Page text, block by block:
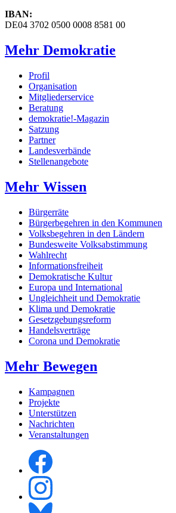
IBAN:
DE04 3702 0500 0008 8581 00
Mehr Demokratie
Profil
Organisation
Mitgliederservice
Beratung
demokratie!-Magazin
Satzung
Partner
Landesverbände
Stellenangebote
Mehr Wissen
Bürgerräte
Bürgerbegehren in den Kommunen
Volksbegehren in den Ländern
Bundesweite Volksabstimmung
Wahlrecht
Informationsfreiheit
Demokratische Kultur
Europa und International
Ungleichheit und Demokratie
Klima und Demokratie
Gesetzgebungsreform
Handelsverträge
Corona und Demokratie
Mehr Bewegen
Kampagnen
Projekte
Unterstützen
Nachrichten
Veranstaltungen